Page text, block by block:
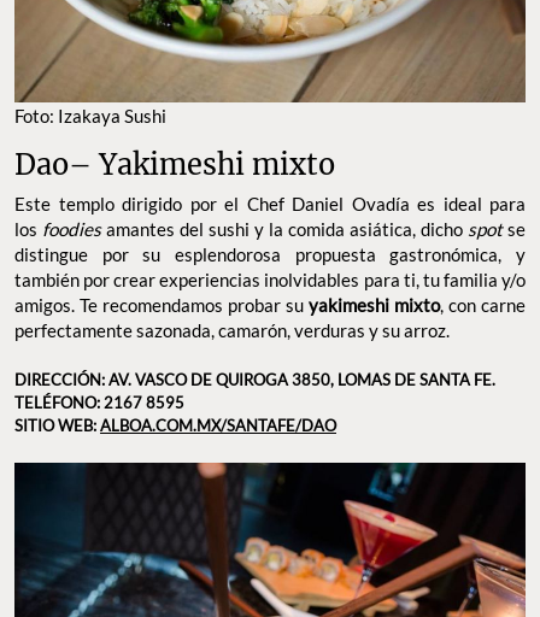
Foto: Izakaya Sushi
Dao– Yakimeshi mixto
Este templo dirigido por el Chef Daniel Ovadía es ideal para
los foodiesamantes del sushi y la comida asiática, dicho spotse
distingue por su esplendorosa propuesta gastronómica, y
también porcrear experiencias inolvidables para ti, tu familia y/o
amigos. Te recomendamos probar su yakimeshi mixto, con carne
perfectamente sazonada, camarón, verduras y su arroz.
DIRECCIÓN: AV. VASCO DE QUIROGA 3850, LOMAS DE SANTA FE.
TELÉFONO: 2167 8595
SITIO WEB:ALBOA.COM.MX/SANTAFE/DAO